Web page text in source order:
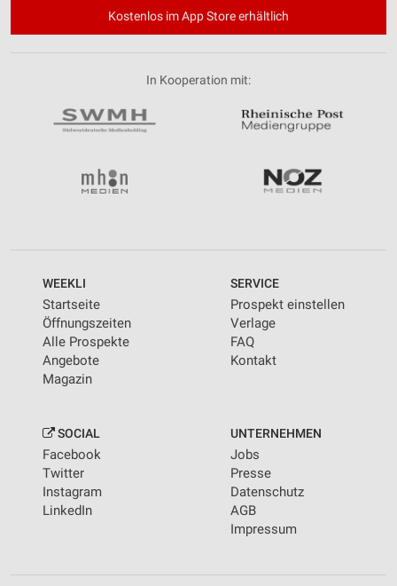
Kostenlos im App Store erhältlich
In Kooperation mit:
WEEKLI
Startseite
Öffnungszeiten
Alle Prospekte
Angebote
Magazin
SERVICE
Prospekt einstellen
Verlage
FAQ
Kontakt
SOCIAL
Facebook
Twitter
Instagram
LinkedIn
UNTERNEHMEN
Jobs
Presse
Datenschutz
AGB
Impressum